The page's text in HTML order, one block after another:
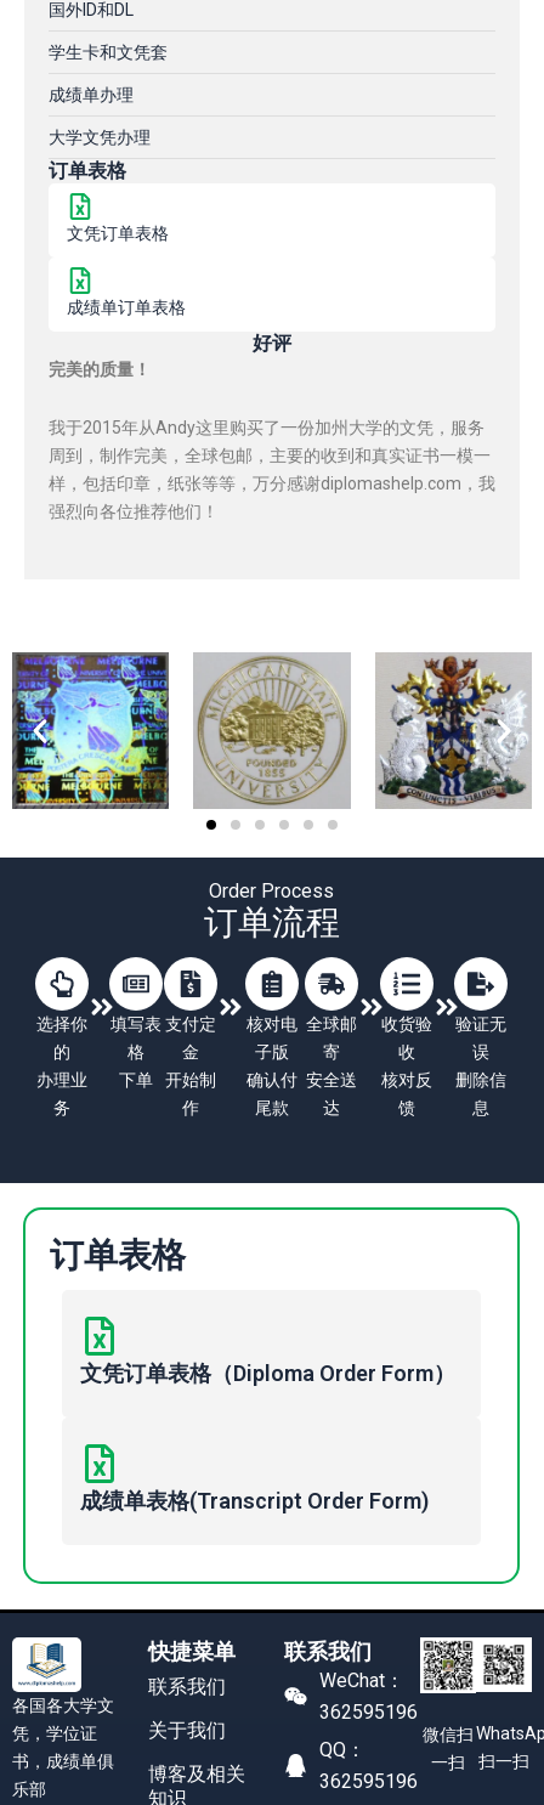
国外ID和DL
学生卡和文凭套
成绩单办理
大学文凭办理
订单表格
文凭订单表格
成绩单订单表格
好评
完美的质量！
我于2015年从Andy这里购买了一份加州大学的文凭，服务
周到，制作完美，全球包邮，主要的收到和真实证书一模一
样，包括印章，纸张等等，万分感谢diplomashelp.com，我
强烈向各位推荐他们！
Order Process
订单流程
选择你
的
办理业
务
填写表
格
下单
支付定
金
开始制
作
核对电
子版
确认付
尾款
全球邮
寄
安全送
达
收货验
收
核对反
馈
验证无
误
删除信
息
订单表格
文凭订单表格（Diploma Order Form）
成绩单表格(Transcript Order Form)
各国各大学文
凭，学位证
书，成绩单俱
乐部
快捷菜单
联系我们
关于我们
博客及相关
知识
联系我们
WeChat：
362595196
QQ：
362595196
微信扫
一扫
扫一扫